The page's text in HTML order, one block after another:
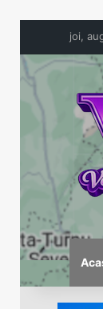
joi,